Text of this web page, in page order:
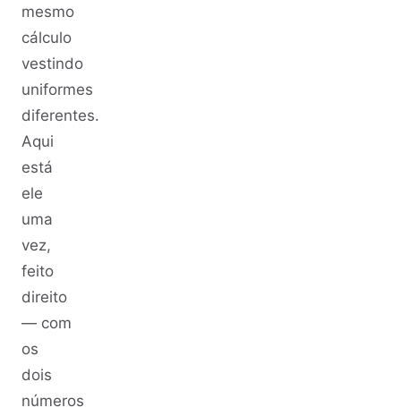
mesmo
cálculo
vestindo
uniformes
diferentes.
Aqui
está
ele
uma
vez,
feito
direito
— com
os
dois
números